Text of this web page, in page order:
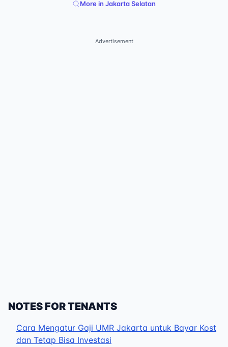
More in Jakarta Selatan
Advertisement
NOTES FOR TENANTS
Cara Mengatur Gaji UMR Jakarta untuk Bayar Kost
dan Tetap Bisa Investasi